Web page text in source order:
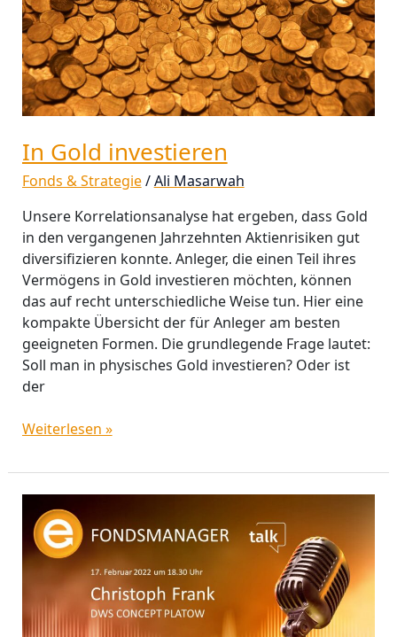
In Gold investieren
Fonds & Strategie/Ali Masarwah
Unsere Korrelationsanalyse hat ergeben, dass Gold
in den vergangenen Jahrzehnten Aktienrisiken gut
diversifizieren konnte. Anleger, die einen Teil ihres
Vermögens in Gold investieren möchten, können
das auf recht unterschiedliche Weise tun. Hier eine
kompakte Übersicht der für Anleger am besten
geeigneten Formen. Die grundlegende Frage lautet:
Soll man in physisches Gold investieren? Oder ist
der
Weiterlesen »
Einladung
zum
Fondsmanager-
Talk
Christoph
Frank,